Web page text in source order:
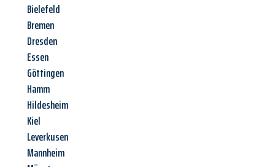
Bielefeld
Bremen
Dresden
Essen
Göttingen
Hamm
Hildesheim
Kiel
Leverkusen
Mannheim